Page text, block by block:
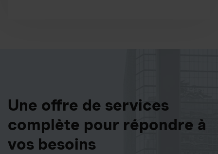
Une offre de services
complète pour répondre à
vos besoins